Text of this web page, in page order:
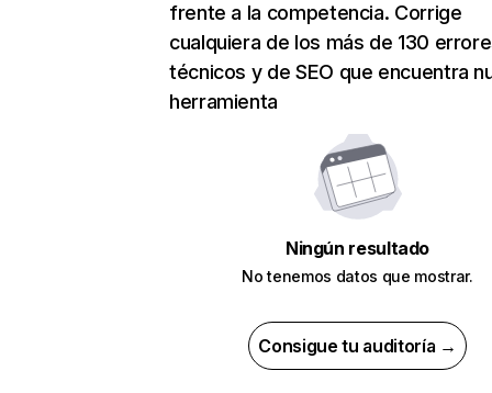
frente a la competencia. Corrige
cualquiera de los más de 130
técnicos y de SEO que encuentra
herramienta
Ningún resultado
No tenemos datos que mostrar.
Consigue tu auditoría →